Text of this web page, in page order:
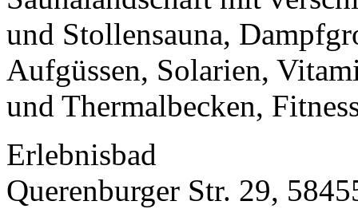
und Stollensauna,
Aufgüssen, Solarien,
und Thermalbecken,
Erlebnisbad
Querenburger Str. 29,